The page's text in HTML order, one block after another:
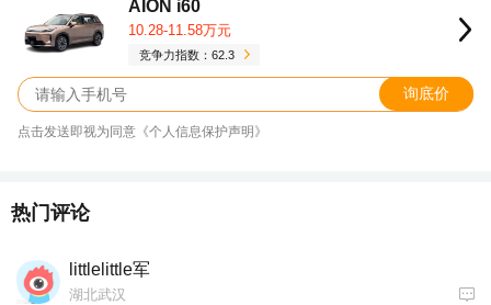
AION i60
10.28-11.58万元
竞争力指数：62.3
询底价
点击发送即视为同意《个人信息保护声明》
热门评论
littlelittle军
湖北武汉